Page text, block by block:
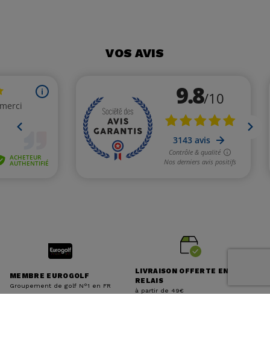
VOS AVIS
MEMBRE EUROGOLF
Groupement de golf N°1 en FR
LIVRAISON OFFERTE EN
RELAIS
à partir de 49€